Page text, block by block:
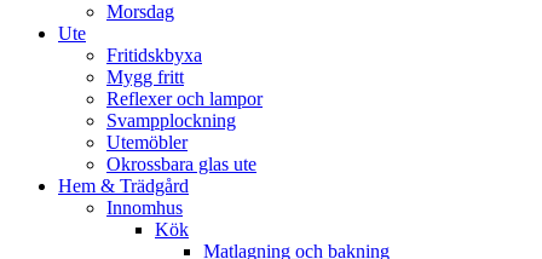
Morsdag
Ute
Fritidskbyxa
Mygg fritt
Reflexer och lampor
Svampplockning
Utemöbler
Okrossbara glas ute
Hem & Trädgård
Innomhus
Kök
Matlagning och bakning